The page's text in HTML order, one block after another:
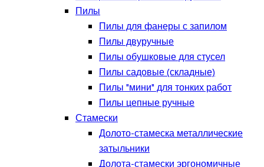
Пилы
Пилы для фанеры с запилом
Пилы двуручные
Пилы обушковые для стусел
Пилы садовые (складные)
Пилы "мини" для тонких работ
Пилы цепные ручные
Стамески
Долото-стамеска металлические
затыльники